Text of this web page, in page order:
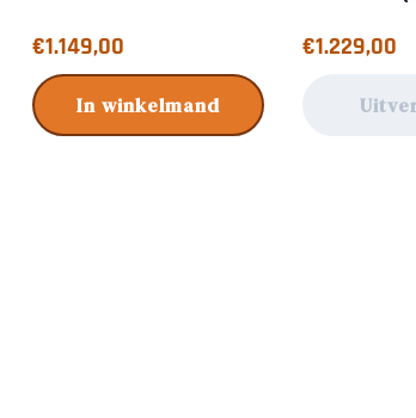
Prijs: 1 149,00
€1.149,00
In winkelmand
Prijs: 1 229,00
€1.229,00